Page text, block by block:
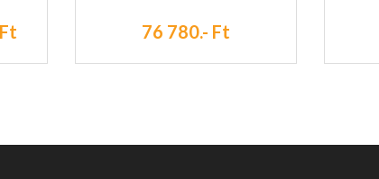
76 780.- Ft